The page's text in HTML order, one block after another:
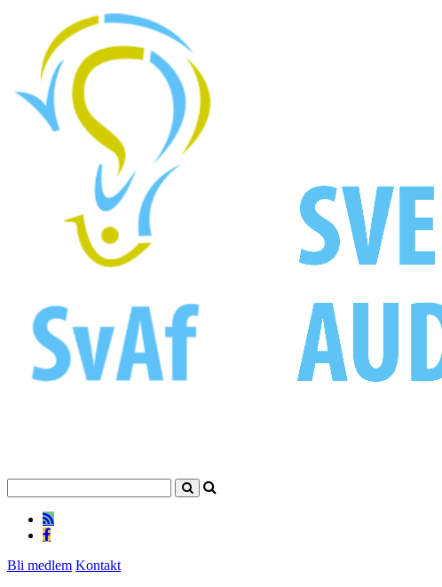
Bli medlem Kontakt